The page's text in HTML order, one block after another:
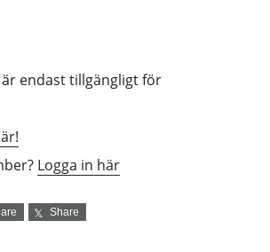
endast tillgängligt för
Logga in här
Share